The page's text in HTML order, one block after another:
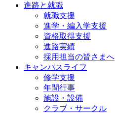
進路と就職
就職支援
進学・編入学支援
資格取得⽀援
進路実績
採用担当の皆さまへ
キャンパスライフ
修学支援
年間行事
施設・設備
クラブ・サークル